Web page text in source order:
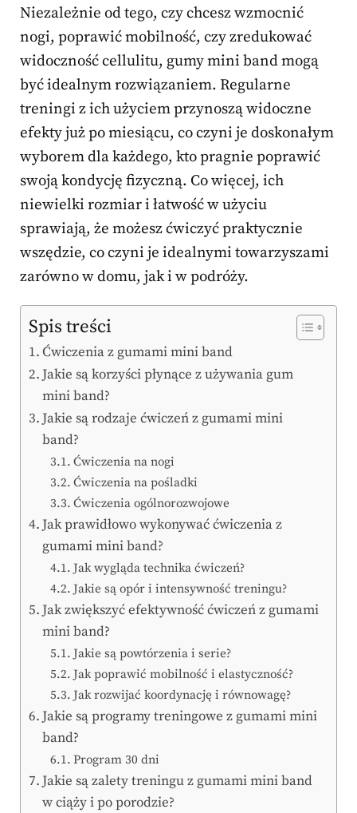
Niezależnie od tego, czy chcesz wzmocnić
nogi, poprawić mobilność, czy zredukować
widoczność cellulitu, gumy mini band mogą
być idealnym rozwiązaniem. Regularne
treningi z ich użyciem przynoszą widoczne
efekty już po miesiącu, co czyni je doskonałym
wyborem dla każdego, kto pragnie poprawić
swoją kondycję fizyczną. Co więcej, ich
niewielki rozmiar i łatwość w użyciu
sprawiają, że możesz ćwiczyć praktycznie
wszędzie, co czyni je idealnymi towarzyszami
zarówno w domu, jak i w podróży.
Spis treści
Ćwiczenia z gumami mini band
Jakie są korzyści płynące z używania gum
mini band?
Jakie są rodzaje ćwiczeń z gumami mini
band?
Ćwiczenia na nogi
Ćwiczenia na pośladki
Ćwiczenia ogólnorozwojowe
Jak prawidłowo wykonywać ćwiczenia z
gumami mini band?
Jak wygląda technika ćwiczeń?
Jakie są opór i intensywność treningu?
Jak zwiększyć efektywność ćwiczeń z gumami
mini band?
Jakie są powtórzenia i serie?
Jak poprawić mobilność i elastyczność?
Jak rozwijać koordynację i równowagę?
Jakie są programy treningowe z gumami mini
band?
Program 30 dni
Jakie są zalety treningu z gumami mini band
w ciąży i po porodzie?